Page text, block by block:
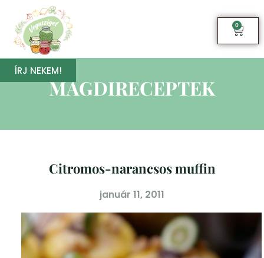
0
ÍRJ NEKEM!
MAGDIRECEPTEK
Citromos-narancsos muffin
január 11, 2011